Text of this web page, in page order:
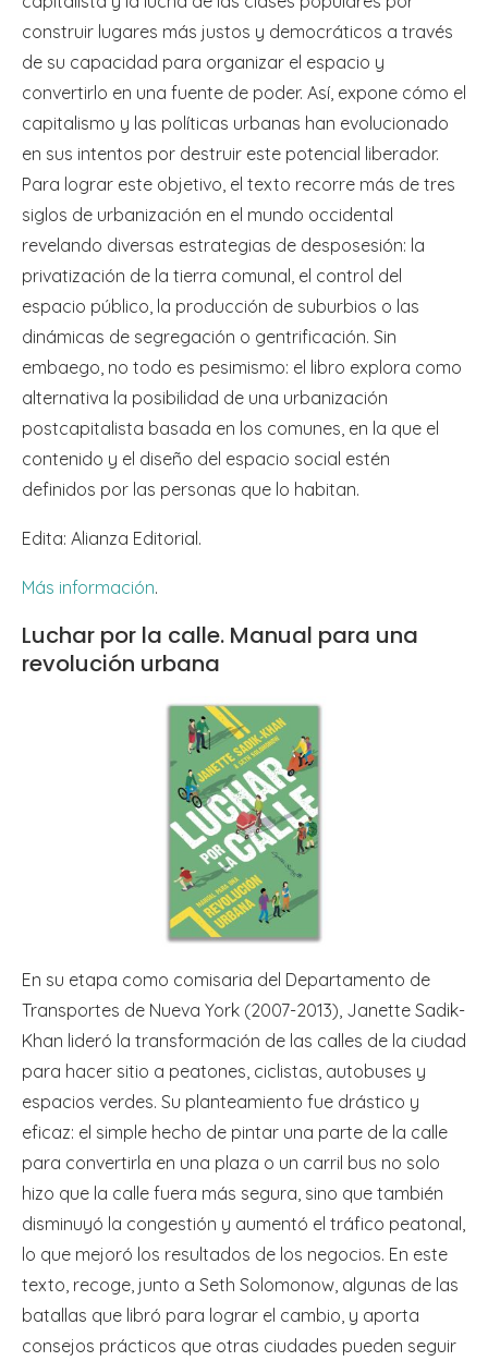
construir lugares más justos y democráticos a través
de su capacidad para organizar el espacio y
convertirlo en una fuente de poder. Así, expone cómo el
capitalismo y las políticas urbanas han evolucionado
en sus intentos por destruir este potencial liberador.
Para lograr este objetivo, el texto recorre más de tres
siglos de urbanización en el mundo occidental
revelando diversas estrategias de desposesión: la
privatización de la tierra comunal, el control del
espacio público, la producción de suburbios o las
dinámicas de segregación o gentrificación. Sin
embaego, no todo es pesimismo: el libro explora como
alternativa la posibilidad de una urbanización
postcapitalista basada en los comunes, en la que el
contenido y el diseño del espacio social estén
definidos por las personas que lo habitan.
Edita: Alianza Editorial.
Más información.
Luchar por la calle. Manual para una
revolución urbana
En su etapa como comisaria del Departamento de
Transportes de Nueva York (2007-2013), Janette Sadik-
Khan lideró la transformación de las calles de la ciudad
para hacer sitio a peatones, ciclistas, autobuses y
espacios verdes. Su planteamiento fue drástico y
eficaz: el simple hecho de pintar una parte de la calle
para convertirla en una plaza o un carril bus no solo
hizo que la calle fuera más segura, sino que también
disminuyó la congestión y aumentó el tráfico peatonal,
lo que mejoró los resultados de los negocios. En este
texto, recoge, junto a Seth Solomonow, algunas de las
batallas que libró para lograr el cambio, y aporta
consejos prácticos que otras ciudades pueden seguir